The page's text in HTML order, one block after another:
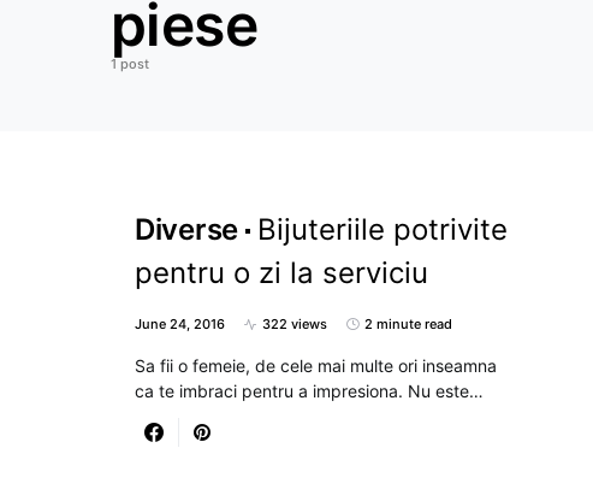
piese
1 post
Diverse
Bijuteriile potrivite
pentru o zi la serviciu
June 24, 2016 322 views 2 minute read
Sa fii o femeie, de cele mai multe ori inseamna
ca te imbraci pentru a impresiona. Nu este…